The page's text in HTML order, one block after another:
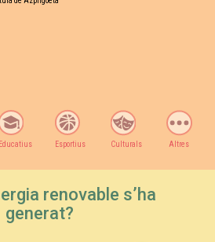
Educatius Esportius Culturals Altres
renovable s’ha
generat?